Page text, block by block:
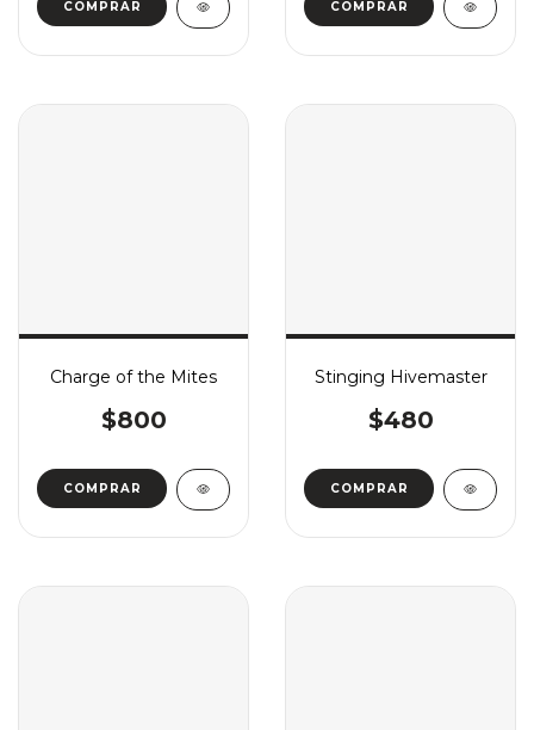
COMPRAR COMPRAR
Charge of the Mites
$800
COMPRAR
Stinging Hivemaster
$480
COMPRAR